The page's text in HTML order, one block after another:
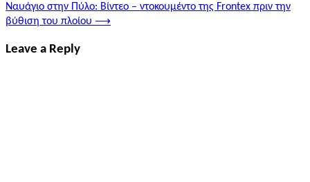
Ναυάγιο στην Πύλο: Βίντεο – ντοκουμέντο της Frontex πριν την
βύθιση του πλοίου ⟶
Leave a Reply